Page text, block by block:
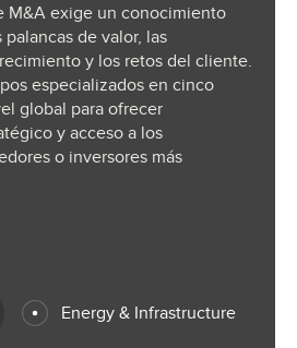
M&A exige un conocimiento
de valor, las
y los retos del cliente.
especializados en cinco
global para ofrecer
y acceso a los
o inversores más
Energy & Infrastructure